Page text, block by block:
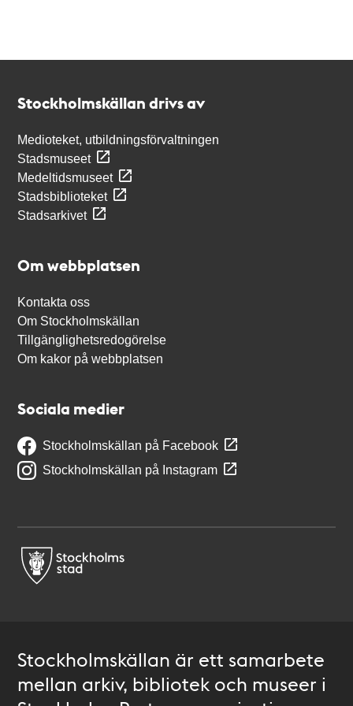
Stockholmskällan drivs av
Medioteket, utbildningsförvaltningen
Stadsmuseet
Medeltidsmuseet
Stadsbiblioteket
Stadsarkivet
Om webbplatsen
Kontakta oss
Om Stockholmskällan
Tillgänglighetsredogörelse
Om kakor på webbplatsen
Sociala medier
Stockholmskällan på Facebook
Stockholmskällan på Instagram
Stockholmskällan är ett samarbete
mellan arkiv, bibliotek och museer i